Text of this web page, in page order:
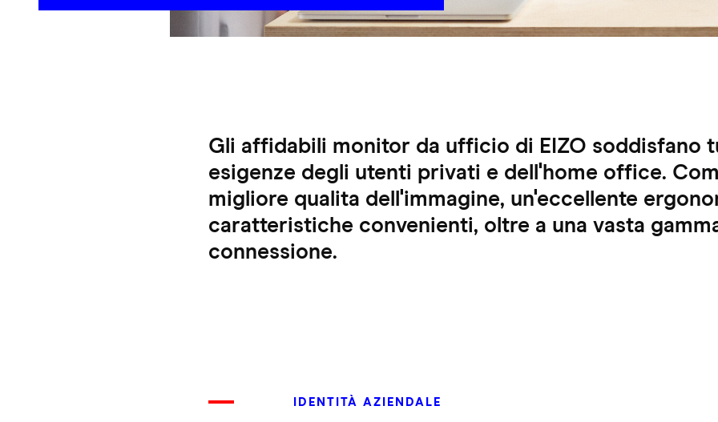
Gli affidabili monitor da ufficio di EIZO soddisfano
esigenze degli utenti privati e dell'home office.
migliore qualita dell'immagine, un'eccellente
caratteristiche convenienti, oltre a una vasta
connessione.
IDENTITÀ AZIENDALE